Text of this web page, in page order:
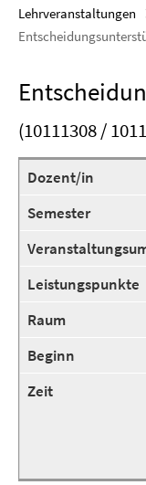
Lehrveranstaltungen
(10111308 /
Dozent/in
Semester
Leistungspunkte
Raum
Beginn
Zeit